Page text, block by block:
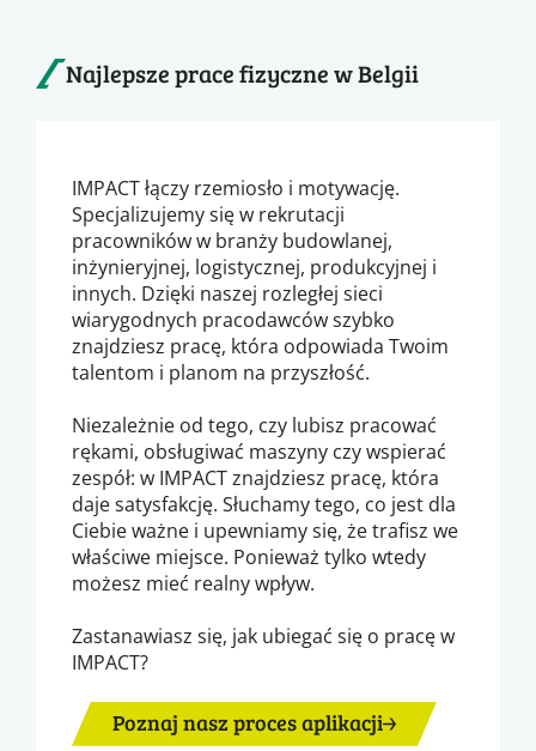
Najlepsze prace fizyczne w Belgii
IMPACT łączy rzemiosło i motywację.
Specjalizujemy się w rekrutacji
pracowników w branży budowlanej,
inżynieryjnej, logistycznej, produkcyjnej i
innych. Dzięki naszej rozległej sieci
wiarygodnych pracodawców szybko
znajdziesz pracę, która odpowiada Twoim
talentom i planom na przyszłość.
Niezależnie od tego, czy lubisz pracować
rękami, obsługiwać maszyny czy wspierać
zespół: w IMPACT znajdziesz pracę, która
daje satysfakcję. Słuchamy tego, co jest dla
Ciebie ważne i upewniamy się, że trafisz we
właściwe miejsce. Ponieważ tylko wtedy
możesz mieć realny wpływ.
Zastanawiasz się, jak ubiegać się o pracę w
IMPACT?
Poznaj nasz proces aplikacji